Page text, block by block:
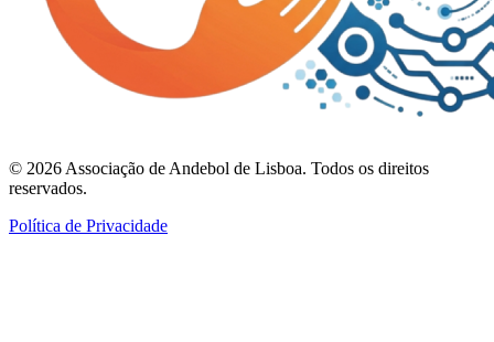
© 2026 Associação de Andebol de Lisboa. Todos os direitos
reservados.
Política de Privacidade